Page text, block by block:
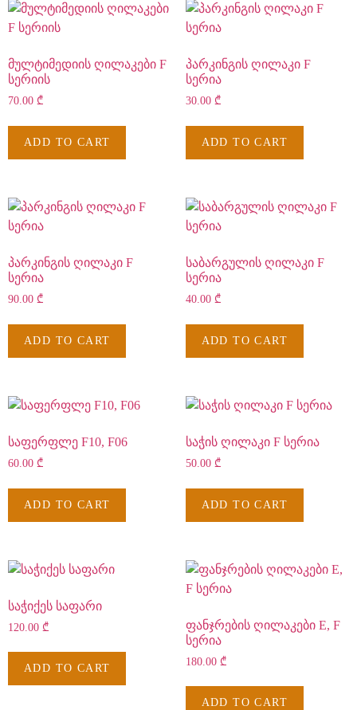
მულტიმედიის ღილაკები F
სერიის
70.00 ₾
ADD TO CART
პარკინგის ღილაკი F
სერია
30.00 ₾
ADD TO CART
პარკინგის ღილაკი F
სერია
90.00 ₾
ADD TO CART
საბარგულის ღილაკი F
სერია
40.00 ₾
ADD TO CART
საფერფლე F10, F06
60.00 ₾
ADD TO CART
საჭის ღილაკი F სერია
50.00 ₾
ADD TO CART
საჭიქეს საფარი
120.00 ₾
ADD TO CART
ფანჯრების ღილაკები E, F
სერია
180.00 ₾
ADD TO CART